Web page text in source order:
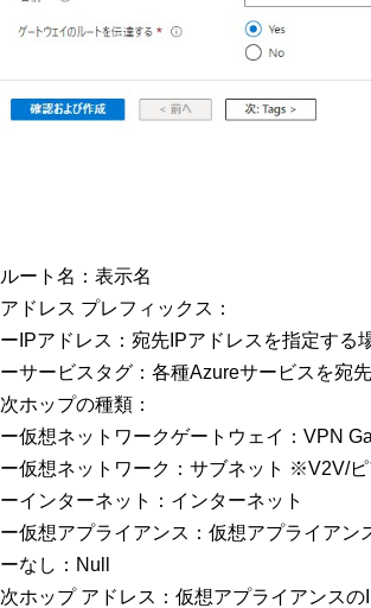
ルート名：表示名
アドレス プレフィックス：
ーIPアドレス：宛先IPアドレスを指定する
ーサービスタグ：各種Azureサービスを宛
次ホップの種類：
ー仮想ネットワークゲートウェイ：VPN
ー仮想ネットワーク：サブネット ※V2V/
ーインターネット：インターネット
ー仮想アプライアンス：仮想アプライアン
ーなし：Null
次ホップ アドレス：仮想アプライアンスの